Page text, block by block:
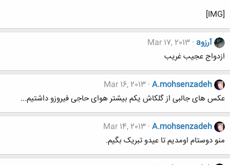
[IMG]
آرزوa
Mar 17, 2013
ازدواج عجیب غریب
A.mohsenzadeh
Mar 16, 2013
عکس های جالبی از گلکاش یکم بیشتر هوای حاجی فیروزو داشتیم...
A.mohsenzadeh
Mar 14, 2013
منو دوستام اومدیم تا عیدو تبریک بگیم.